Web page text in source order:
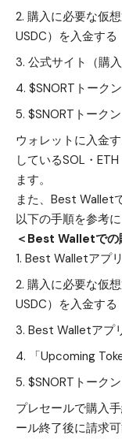
購入に必要な仮想
USDC）を入金する
公式サイト（購入
$SNORTトーク
$SNORTトーク
ウォレットに入金
しているSOL・
ます。
また、Best Wallet
以下の手順を参考
＜Best Walletでの
Best Walletアプ
購入に必要な仮想
USDC）を入金する
Best Walletアプ
「Upcoming
$SNORTトーク
プレセールで購入
ール終了後に請求